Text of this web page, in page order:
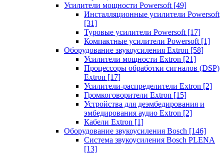
Усилители мощности Powersoft [49]
Инсталляционные усилители Powersoft
[31]
Туровые усилители Powersoft [17]
Компактные усилители Powersoft [1]
Оборудование звукоусиления Extron [58]
Усилители мощности Extron [21]
Процессоры обработки сигналов (DSP)
Extron [17]
Усилители-распределители Extron [2]
Громкоговорители Extron [15]
Устройства для деэмбедирования и
эмбедирования аудио Extron [2]
Кабели Extron [1]
Оборудование звукоусиления Bosch [146]
Система звукоусиления Bosch PLENA
[13]